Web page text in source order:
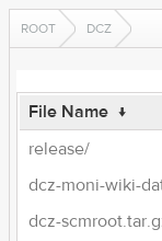
ROOT DCZ
File Name ↓
release/
dcz-moni-wiki-
dcz-